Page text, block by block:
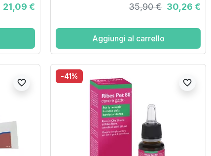
21,09 €
35,90 € 30,26 €
Aggiungi al carrello
favorite_border
-41%
favorite_border